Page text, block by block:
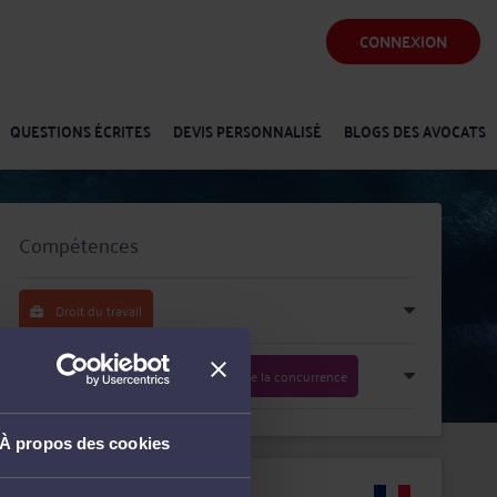
À propos des cookies
CONNEXION
QUESTIONS ÉCRITES DEVIS PERSONNALISÉ BLOGS DES AVOCATS
Compétences
Droit du travail
Droit commercial, des affaires et de la concurrence